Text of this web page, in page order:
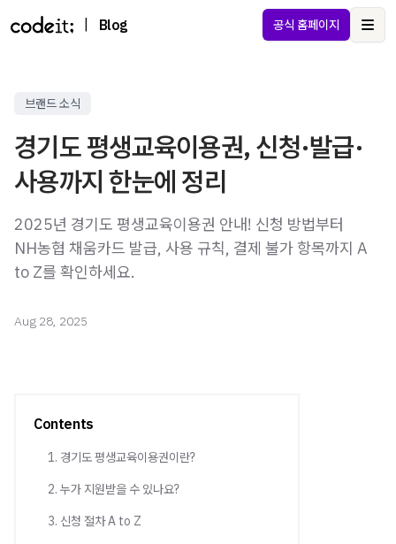
Blog 공식 홈페이지
브랜드 소식
경기도 평생교육이용권, 신청·발급·
사용까지 한눈에 정리
2025년 경기도 평생교육이용권 안내! 신청 방법부터
NH농협 채움카드 발급, 사용 규칙, 결제 불가 항목까지 A
to Z를 확인하세요.
Aug 28, 2025
Contents
1. 경기도 평생교육이용권이란?
2. 누가 지원받을 수 있나요?
3. 신청 절차 A to Z